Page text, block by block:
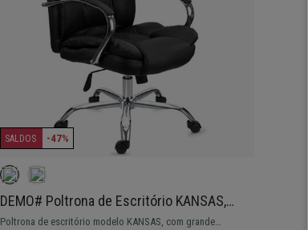
SALDOS -47%
DEMO# Poltrona de Escritório KANSAS,
Resistente até 150kg, Em Aço e Pele, Cor
Poltrona de escritório modelo KANSAS, com grande